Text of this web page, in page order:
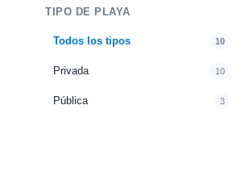
TIPO DE PLAYA
Todos los tipos 10
Privada 10
Pública 3